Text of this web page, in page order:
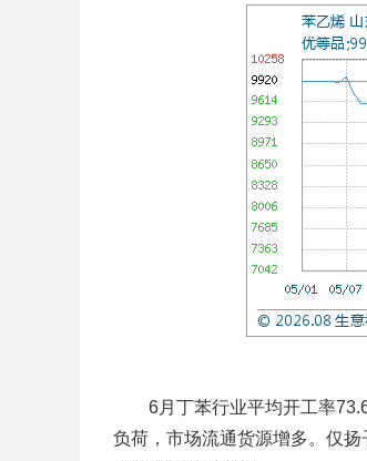
6月丁苯行业平均开工率
负荷，市场流通货源增多。仅